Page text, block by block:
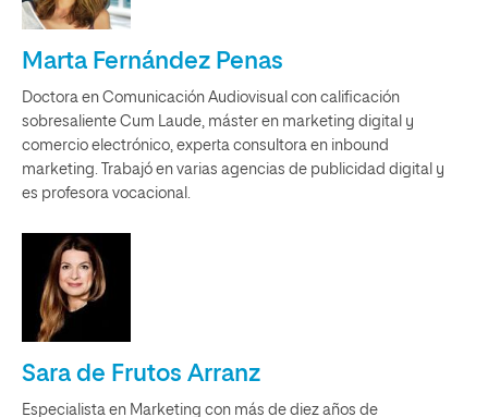
Marta Fernández Penas
Doctora en Comunicación Audiovisual con calificación
sobresaliente Cum Laude, máster en marketing digital y
comercio electrónico, experta consultora en inbound
marketing. Trabajó en varias agencias de publicidad digital y
es profesora vocacional.
Sara de Frutos Arranz
Especialista en Marketing con más de diez años de